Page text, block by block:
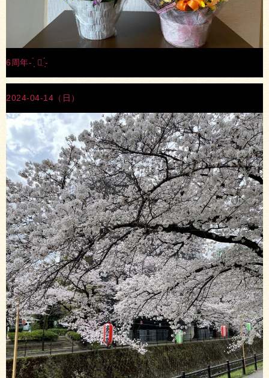
6周年‪- ̗̀ ꪔ̤ ̖́-‬
2024-04-14（日）